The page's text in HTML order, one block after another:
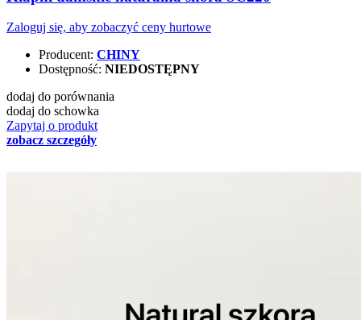
Zaloguj się, aby zobaczyć ceny hurtowe
Producent: CHINY
Dostępność: NIEDOSTĘPNY
dodaj do porównania
dodaj do schowka
Zapytaj o produkt
zobacz szczegóły